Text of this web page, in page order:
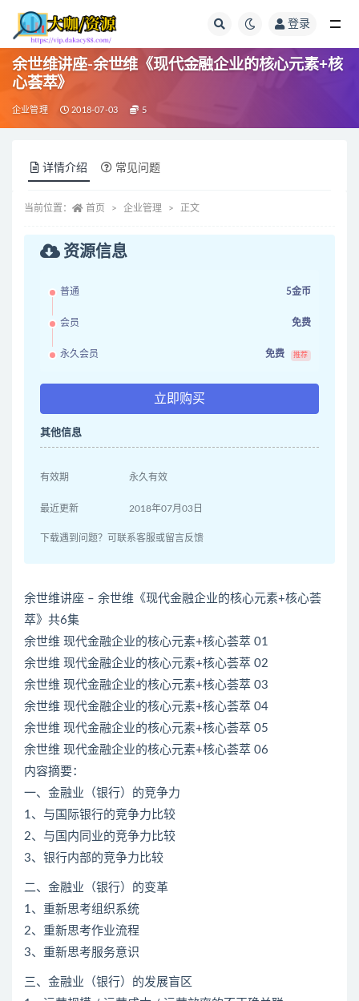
登录
余世维讲座-余世维《现代金融企业的核心元素+核
心荟萃》
企业管理 2018-07-03 5
详情介绍 常见问题
当前位置： 首页 企业管理 正文
资源信息
普通 5金币
会员 免费
永久会员 免费 推荐
立即购买
其他信息
有效期 永久有效
最近更新 2018年07月03日
下载遇到问题？可联系客服或留言反馈
余世维讲座 – 余世维《现代金融企业的核心元素+核心荟
萃》共6集
余世维 现代金融企业的核心元素+核心荟萃 01
余世维 现代金融企业的核心元素+核心荟萃 02
余世维 现代金融企业的核心元素+核心荟萃 03
余世维 现代金融企业的核心元素+核心荟萃 04
余世维 现代金融企业的核心元素+核心荟萃 05
余世维 现代金融企业的核心元素+核心荟萃 06
内容摘要：
一、金融业（银行）的竞争力
1、与国际银行的竞争力比较
2、与国内同业的竞争力比较
3、银行内部的竞争力比较
二、金融业（银行）的变革
1、重新思考组织系统
2、重新思考作业流程
3、重新思考服务意识
三、金融业（银行）的发展盲区
全部